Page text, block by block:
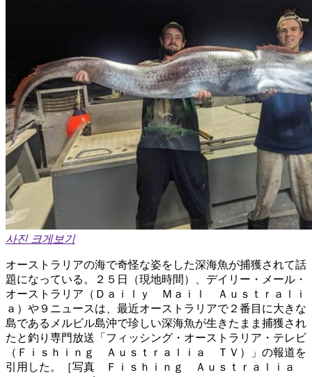
사진 크게보기
オーストラリアの海で奇怪な姿をした深海魚が捕獲されて話
題になっている。２５日（現地時間）、デイリー・メール・
オーストラリア（Ｄａｉｌｙ Ｍａｉｌ Ａｕｓｔｒａｌｉ
ａ）や９ニュースは、最近オーストラリアで２番目に大きな
島であるメルビル島沖で珍しい深海魚が生きたまま捕獲され
たと釣り専門放送「フィッシング・オーストラリア・テレビ
（Ｆｉｓｈｉｎｇ Ａｕｓｔｒａｌｉａ ＴＶ）」の報道を
引用した。［写真 Ｆｉｓｈｉｎｇ Ａｕｓｔｒａｌｉａ